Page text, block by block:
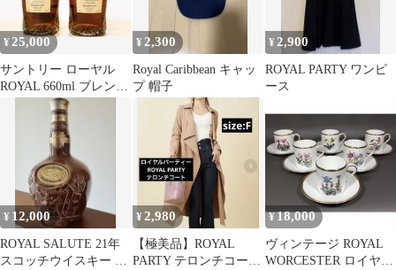
¥25,000
サントリー ローヤル
ROYAL 660ml ブレンデ
ッドウイスキー 2本セ
¥ 2,300
Royal Caribbean キャッ
プ 帽子
¥ 2,900
ROYAL PARTY ワンピ
ース
¥ 12,000
ROYAL SALUTE 21年
スコッチウイスキー 陶
¥2,980
【極美品】ROYAL
PARTY テロンチコー
¥18,000
ヴィンテージ ROYAL
WORCESTER ロイヤル